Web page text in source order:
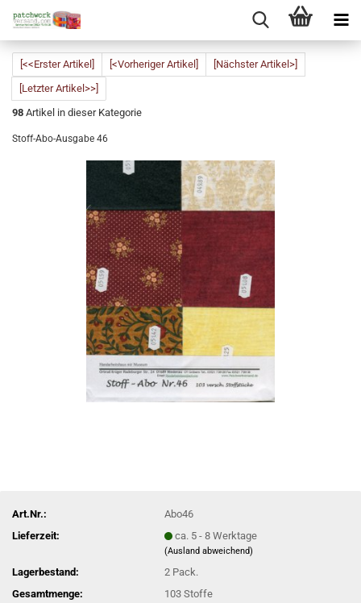
[<<Erster Artikel] [<Vorheriger Artikel]
[Nächster Artikel>]
[Letzter Artikel>>]
98 Artikel in dieser Kategorie
Stoff-Abo-Ausgabe 46
Art.Nr.:
Abo46
Lieferzeit:
ca. 5 - 8 Werktage
(Ausland abweichend)
Lagerbestand: 2 Pack.
Gesamtmenge:
103 Stoffe